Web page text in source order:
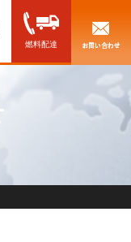
燃料配達